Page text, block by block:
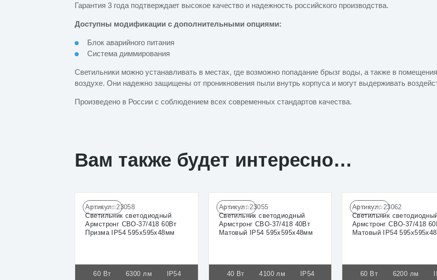
Гарантия 3 года подтверждает высокое качество и надежность российского производства.
Доступны модификации с дополнительными опциями:
Блок аварийного питания
Система диммирования
Светильники можно устанавливать в местах, где возможно попадание брызг воды, а также в
воздухе. Они надежно защищены от проникновения пыли внутрь корпуса и могут выдерживать
Произведено в России с соблюдением всех современных стандартов качества.
Вам также будет интересно…
☆☆☆☆☆
Артикул:23058
Светильник светодиодный
Армстронг СВО-37/418 60Вт
Призма IP54 595х595х48мм
60 Вт 6300 лм
IP54
☆☆☆☆☆
Артикул:23055
Светильник светодиодный
Армстронг СВО-37/418 40Вт
Матовый IP54 595х595х48мм
40 Вт 4100 лм
IP54
☆☆☆☆☆
Артикул:23062
Светильник
Армстронг СВО-37/418
Матовый IP54
60 Вт 6200 лм